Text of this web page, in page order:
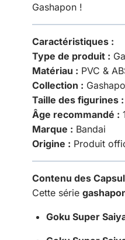
Gashapon !
Caractéristiques :
Type de produit :
Matériau : PVC &
Collection :
Taille des figurines :
Âge recommandé :
Marque : Bandai
Origine : Produit
Contenu des
Cette série
Goku Super